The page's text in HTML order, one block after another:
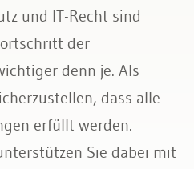
und IT-Recht sind
der
denn je. Als
dass alle
erfüllt werden.
Sie dabei mit